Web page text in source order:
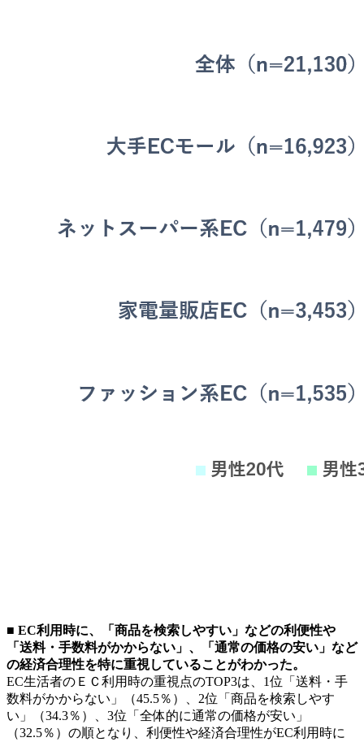
■ EC利用時に、「商品を検索しやすい」などの利便性や
「送料・手数料がかからない」、「通常の価格の安い」など
の経済合理性を特に重視していることがわかった。
EC生活者のＥＣ利用時の重視点のTOP3は、1位「送料・手
数料がかからない」（45.5％）、2位「商品を検索しやす
い」（34.3％）、3位「全体的に通常の価格が安い」
（32.5％）の順となり、利便性や経済合理性がEC利用時に